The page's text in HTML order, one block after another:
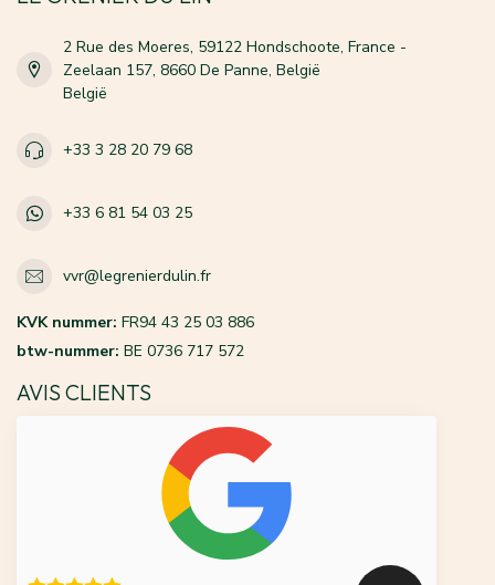
2 Rue des Moeres, 59122 Hondschoote, France -
Zeelaan 157, 8660 De Panne, België
België
+33 3 28 20 79 68
+33 6 81 54 03 25
vvr@legrenierdulin.fr
KVK nummer: FR94 43 25 03 886
btw-nummer: BE 0736 717 572
AVIS CLIENTS